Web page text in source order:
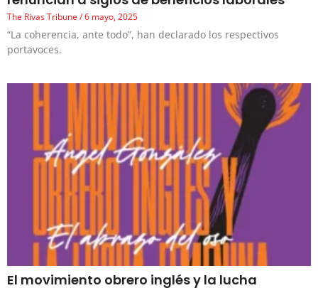
The Rivas Tribune 6 mayo, 2025
“La coherencia, ante todo”, han declarado los respectivos
portavoces.
El movimiento obrero inglés y la lucha